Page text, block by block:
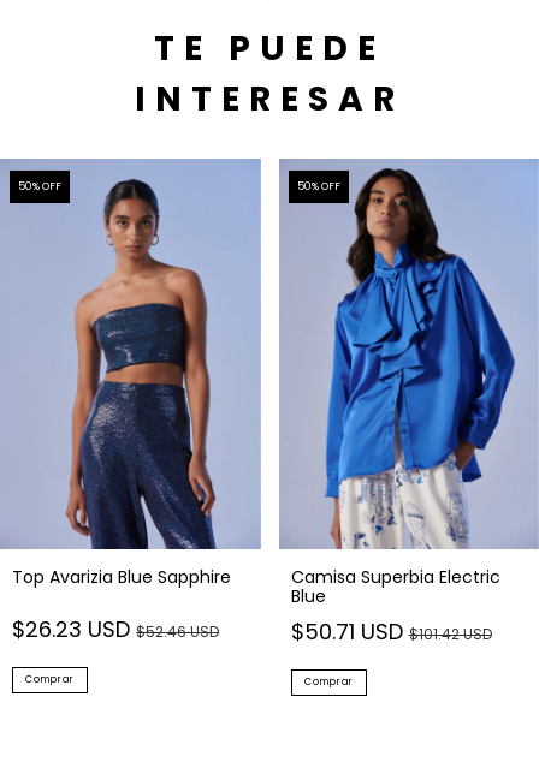
TE PUEDE
INTERESAR
50% OFF
Top Avarizia Blue Sapphire
$26.23 USD $52.46 USD
Comprar
50% OFF
Camisa Superbia Electric
Blue
$50.71 USD$101.42 USD
Comprar